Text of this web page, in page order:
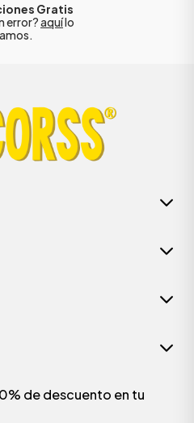
Gratis
error?aquílo
de descuento en tu